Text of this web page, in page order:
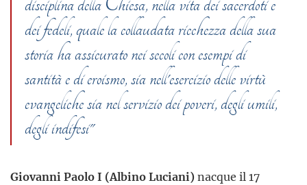
dei fedeli, quale la collaudata ricchezza della sua
storia ha assicurato nei secoli con esempi di
santità e di eroismo, sia nell'esercizio delle virtù
evangeliche sia nel servizio dei poveri, degli umili,
degli indifesi"
Giovanni Paolo I (Albino Luciani) nacque il 17